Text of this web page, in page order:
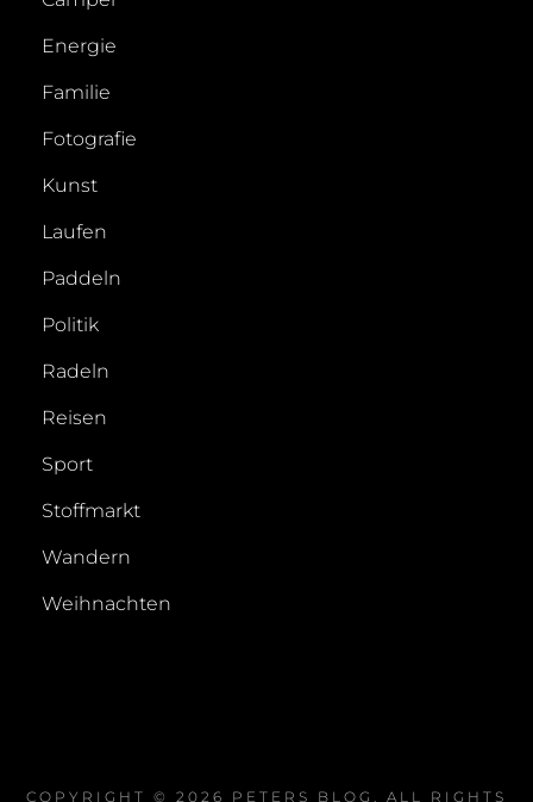
Energie
Familie
Fotografie
Kunst
Laufen
Paddeln
Politik
Radeln
Reisen
Sport
Stoffmarkt
Wandern
Weihnachten
COPYRIGHT © 2026 PETERS BLOG . ALL RIGHTS